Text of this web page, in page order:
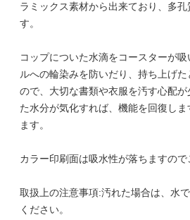
ラミックス素材から出来ており、多
す。
コップについた水滴をコースターが
ルへの輪染みを防いだり、持ち上げ
ので、大切な書類や衣服を汚す心配
た水分が気化すれば、機能を回復し
ます。
カラー印刷面は吸水性が落ちますので
取扱上の注意事項:汚れた場合は、水
ください。